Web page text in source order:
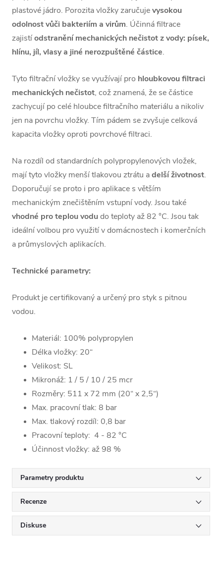
plastové jádro. Porozita vložky zaručujevysokou
odolnost vůči bakteriím a virům. Účinná filtrace
zajistíodstranění mechanických nečistot z vody: písek,
hlínu, jíl, vlasy a jiné nerozpuštěné částice.
Tyto filtrační vložky se využívají pro hloubkovou filtraci
mechanických nečistot, což znamená, že se částice
zachycují po celé hloubce filtračního materiálu a nikoliv
jen na povrchu vložky. Tím pádem se zvyšuje celková
kapacita vložky oproti povrchové filtraci.
Na rozdíl od standardních polypropylenových vložek,
mají tyto vložky menší tlakovou ztrátu adelší životnost.
Doporučují se proto i pro aplikace s větším
mechanickým znečištěním vstupní vody. Jsou také
vhodné pro teplou vodudo teploty až 82 °C. Jsou tak
ideální volbou pro využití v domácnostech i komerčních
a průmyslových aplikacích.
Technické parametry:
Produkt je certifikovaný a určený pro styk s pitnou
vodou.
Materiál: 100% polypropylen
Délka vložky: 20“
Velikost: SL
Mikronáž: 1 / 5 / 10 / 25 mcr
Rozměry: 511 x 72 mm (20“ x 2,5“)
Max. pracovní tlak: 8 bar
Max. tlakový rozdíl: 0,8 bar
Pracovní teploty: 4 - 82 °C
Účinnost vložky: až 98 %
Parametry produktu
Recenze
Diskuse